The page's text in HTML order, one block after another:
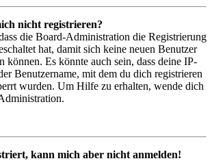
nicht registrieren?
die Board-Administration die Registrierung
hat, damit sich keine neuen Benutzer
können. Es könnte auch sein, dass deine IP-
Benutzername, mit dem du dich registrieren
wurden. Um Hilfe zu erhalten, wende dich
kann mich aber nicht anmelden!